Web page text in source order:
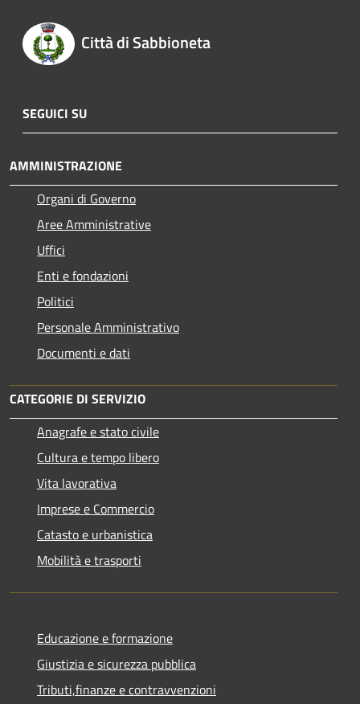
Città di Sabbioneta
SEGUICI SU
AMMINISTRAZIONE
Organi di Governo
Aree Amministrative
Uffici
Enti e fondazioni
Politici
Personale Amministrativo
Documenti e dati
CATEGORIE DI SERVIZIO
Anagrafe e stato civile
Cultura e tempo libero
Vita lavorativa
Imprese e Commercio
Catasto e urbanistica
Mobilità e trasporti
Educazione e formazione
Giustizia e sicurezza pubblica
Tributi,finanze e contravvenzioni